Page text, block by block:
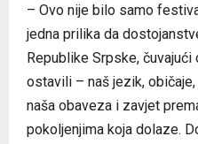
– Ovo nije bilo samo
jedna prilika da
Republike Srpske,
ostavili – naš jezik,
naša obaveza i zavjet
pokoljenjima koja dolaze.